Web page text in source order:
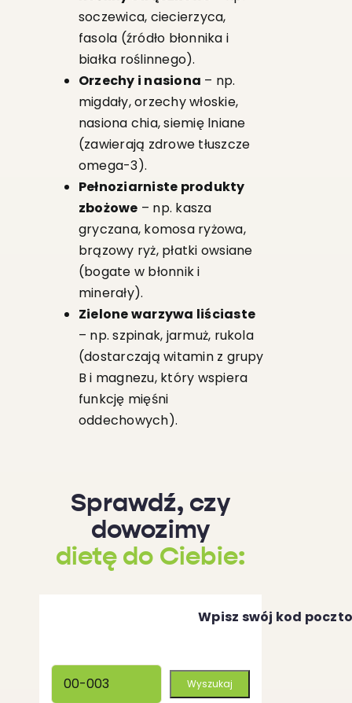
soczewica, ciecierzyca,
fasola (źródło błonnika i
białka roślinnego).
Orzechy i nasiona – np.
migdały, orzechy włoskie,
nasiona chia, siemię lniane
(zawierają zdrowe tłuszcze
omega-3).
Pełnoziarniste produkty
zbożowe – np. kasza
gryczana, komosa ryżowa,
brązowy ryż, płatki owsiane
(bogate w błonnik i
minerały).
Zielone warzywa liściaste
– np. szpinak, jarmuż, rukola
(dostarczają witamin z grupy
B i magnezu, który wspiera
funkcję mięśni
oddechowych).
Sprawdź, czy
dowozimy
dietę do Ciebie:
Wpisz swój kod